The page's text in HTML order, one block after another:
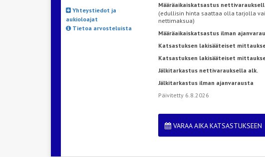
Yhteystiedot ja
aukioloajat
Tietoa arvosteluista
Määräaikaiskatsastus
(edullisin hinta saattaa olla tarjolla
nettimaksua)
Määräaikaiskatsastus ilman
Katsastuksen lakisääteiset
Katsastuksen lakisääteiset
Jälkitarkastus nettivarauksella alk.
Jälkitarkastus ilman ajanvarausta
Päivitetty 6.8.2026
VARAA AIKA KATSASTUKSEEN